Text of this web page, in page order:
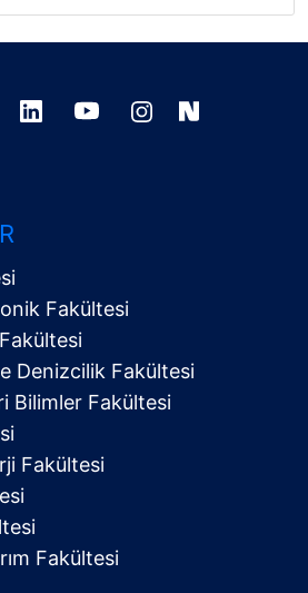
Fakültesi
Denizcilik Fakültesi
Bilimler Fakültesi
Fakültesi
Fakültesi